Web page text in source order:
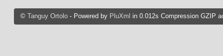
© Tanguy Ortolo- Powered by PluXml in 0.012s Compression GZIP